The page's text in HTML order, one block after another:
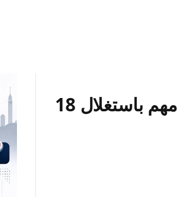
بينهم 8 مسجلين.. ضبط 15 شخصًا لاتهامهم باستغلال 18